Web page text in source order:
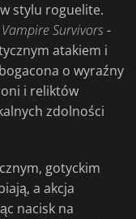
stylu roguelite.
Vampire Survivors-
atakiem i
o wyraźny
i reliktów
zdolności
gotyckim
a akcja
nacisk na